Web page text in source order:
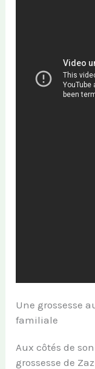
Une grossesse
familiale
Aux côtés de
grossesse de